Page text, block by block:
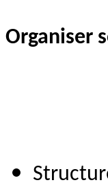
Organiser